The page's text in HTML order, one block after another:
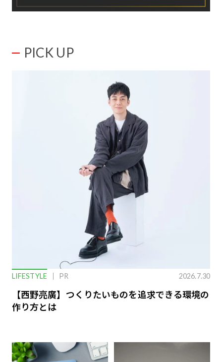
PICK UP
LIFESTYLE PR 2026.7.30
【西野亮廣】つくりたいものを追求できる環境の
作り方とは